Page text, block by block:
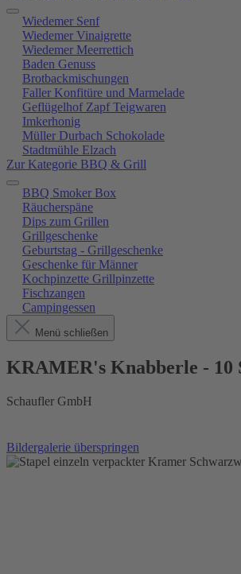
Wiedemer Senf
Wiedemer Vinaigrette
Wiedemer Meerrettich
Baden Genuss
Brotbackmischungen
Faller Konfitüre und Marmelade
Geflügelhof Zapf Teigwaren
Imkerhonig
Müller Durbach Schokolade
Stadtmühle Elzach
Zur Kategorie BBQ & Grill
BBQ Smoker Box
Räucherspäne
Dips zum Grillen
Grillgeschenke
Geburtstag - Grillgeschenke
Geschenke für Männer
Kochpinzette Grillpinzette
Fischzangen
Campingessen
Menü schließen
KRAMER's Knabberle - 10
Schaufler GmbH
Bildergalerie überspringen